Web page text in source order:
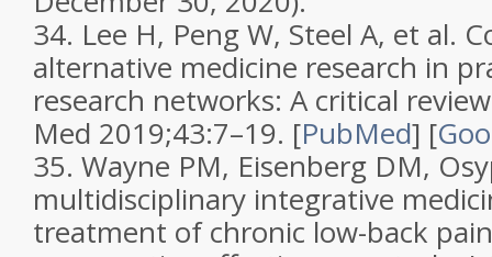
34. Lee H, Peng W, Steel A, et al.
alternative medicine research in
research networks: A critical review
Med 2019;43:7–19. [PubMed] [
35. Wayne PM, Eisenberg DM,
multidisciplinary integrative
treatment of chronic low-back